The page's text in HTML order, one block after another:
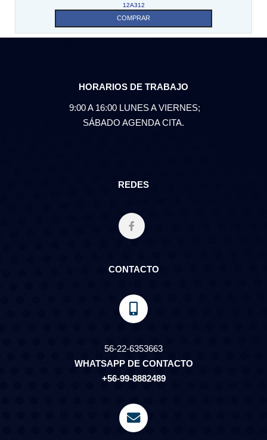
12A312
COMPRAR
HORARIOS DE TRABAJO
9:00 A 16:00 LUNES A VIERNES;
SÁBADO AGENDA CITA.
REDES
CONTACTO
56-22-6353663
WHATSAPP DE CONTACTO
+56-99-8882489